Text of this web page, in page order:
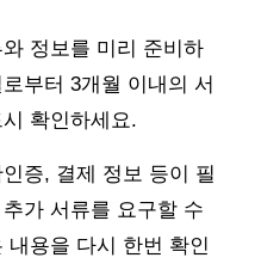
정보를 미리 준비하
부터 3개월 이내의 서
확인하세요.
증, 결제 정보 등이 필
가 서류를 요구할 수
내용을 다시 한번 확인